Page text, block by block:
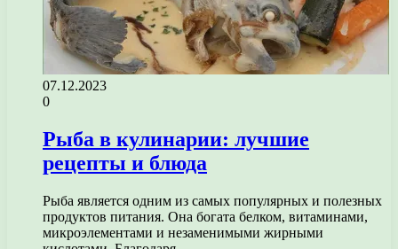
07.12.2023
0
Рыба в кулинарии: лучшие
рецепты и блюда
Рыба является одним из самых популярных и полезных
продуктов питания. Она богата белком, витаминами,
микроэлементами и незаменимыми жирными